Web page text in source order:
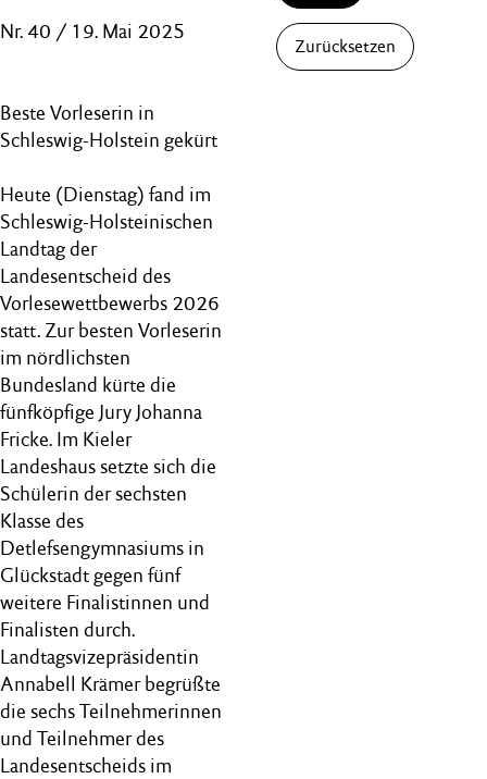
Nr. 40 / 19. Mai 2025
Beste Vorleserin in
Schleswig-Holstein gekürt
Heute (Dienstag) fand im
Schleswig-Holsteinischen
Landtag der
Landesentscheid des
Vorlesewettbewerbs 2026
statt. Zur besten Vorleserin
im nördlichsten
Bundesland kürte die
fünfköpfige Jury Johanna
Fricke. Im Kieler
Landeshaus setzte sich die
Schülerin der sechsten
Klasse des
Detlefsengymnasiums in
Glückstadt gegen fünf
weitere Finalistinnen und
Finalisten durch.
Landtagsvizepräsidentin
Annabell Krämer begrüßte
die sechs Teilnehmerinnen
und Teilnehmer des
Landesentscheids im
Zurücksetzen